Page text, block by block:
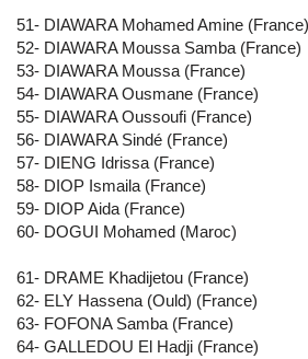
51- DIAWARA Mohamed Amine (France)
52- DIAWARA Moussa Samba (France)
53- DIAWARA Moussa (France)
54- DIAWARA Ousmane (France)
55- DIAWARA Oussoufi (France)
56- DIAWARA Sindé (France)
57- DIENG Idrissa (France)
58- DIOP Ismaila (France)
59- DIOP Aida (France)
60- DOGUI Mohamed (Maroc)
61- DRAME Khadijetou (France)
62- ELY Hassena (Ould) (France)
63- FOFONA Samba (France)
64- GALLEDOU El Hadji (France)